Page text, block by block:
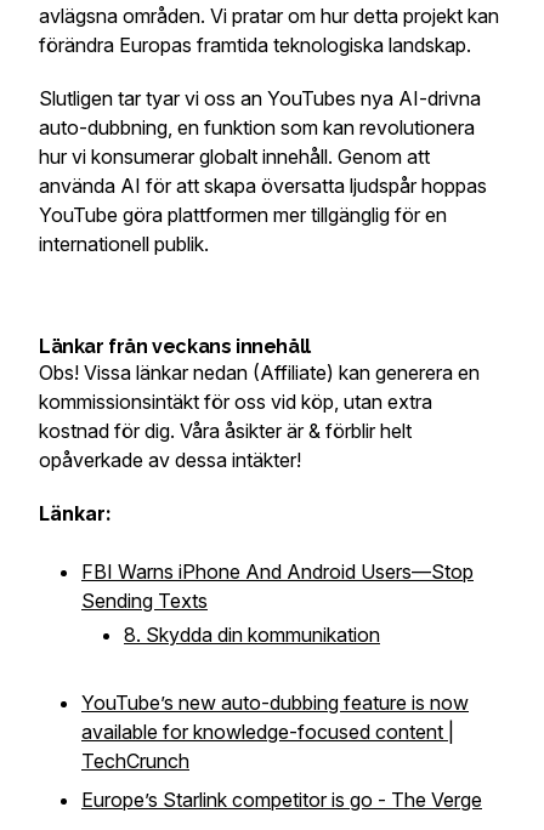
avlägsna områden. Vi pratar om hur detta projekt kan
förändra Europas framtida teknologiska landskap.
Slutligen tar tyar vi oss an YouTubes nya AI-drivna
auto-dubbning, en funktion som kan revolutionera
hur vi konsumerar globalt innehåll. Genom att
använda AI för att skapa översatta ljudspår hoppas
YouTube göra plattformen mer tillgänglig för en
internationell publik.
Länkar från veckans innehåll
Obs! Vissa länkar nedan (Affiliate) kan generera en
kommissionsintäkt för oss vid köp, utan extra
kostnad för dig. Våra åsikter är & förblir helt
opåverkade av dessa intäkter!
Länkar:
FBI Warns iPhone And Android Users—Stop
Sending Texts
8. Skydda din kommunikation
YouTube’s new auto-dubbing feature is now
available for knowledge-focused content |
TechCrunch
Europe’s Starlink competitor is go - The Verge